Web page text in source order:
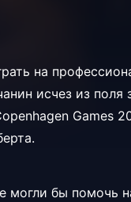
на
исчез из поля
Games
могли бы помочь